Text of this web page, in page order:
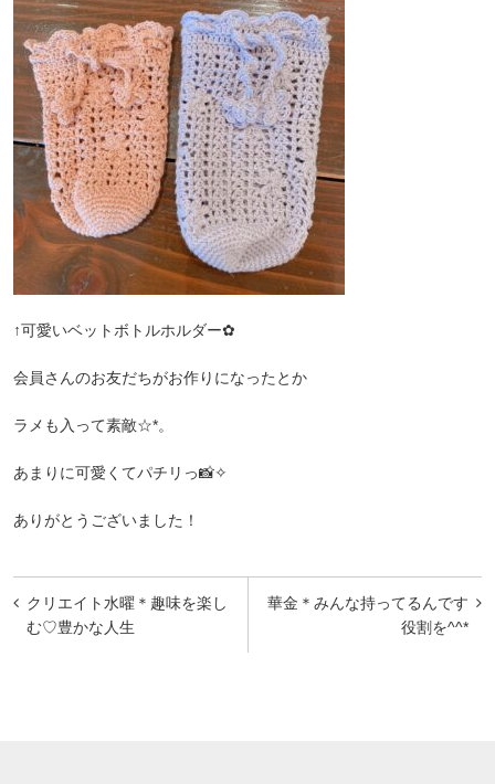
↑可愛いベットボトルホルダー‎✿ ‎
会員さんのお友だちがお作りになったとか
ラメも入って素敵☆*。
あまりに可愛くてパチリっ📸✧
ありがとうございました！
投
稿
華金＊みんな持ってるんです
役割を^^*
クリエイト水曜＊趣味を楽し
む♡豊かな人生